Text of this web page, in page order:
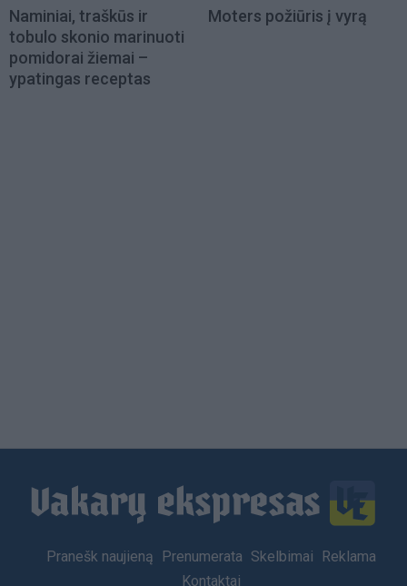
Naminiai, traškūs ir
tobulo skonio marinuoti
pomidorai žiemai –
ypatingas receptas
Moters požiūris į vyrą
Footer
Pranešk naujieną Prenumerata Skelbimai
Reklama
Kontaktai